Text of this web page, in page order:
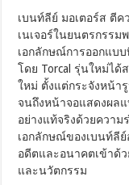
เนเจอร์
ใน
ยนต
รกร
รม
EV
รุ่น
แรก
พร้อม
เปิด
เบนท์ลีย์ มอเตอร์ส ตีค
เนเจอร์ในยนตรกรร
เอกลักษณ์การออกแบ
โดย Torcal รุ่นใหม่ได้
ใหม่ ตั้งแต่กระจังหน้า
จนถึงหน้าจอแสดงผล
อย่างแท้จริงด้วยความ
เอกลักษณ์ของเบนท์ลีย์
อดีตและอนาคตเข้าด้
และนวัตกรรม